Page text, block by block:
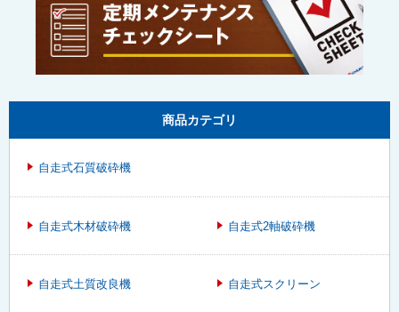
商品カテゴリ
自走式石質破砕機
自走式木材破砕機 自走式2軸破砕機
自走式土質改良機 自走式スクリーン